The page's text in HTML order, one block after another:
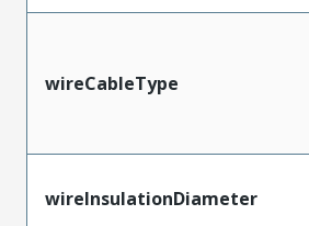
wireCableType
wireInsulationDiameter